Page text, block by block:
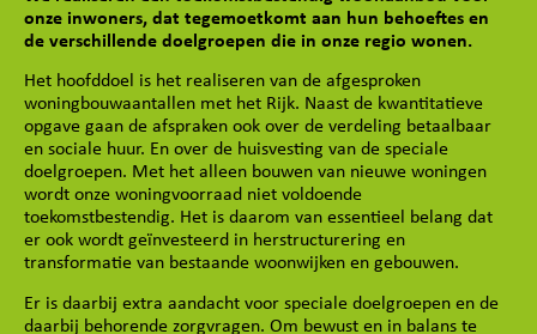
onze inwoners, dat tegemoetkomt aan hun behoeftes en
de verschillende doelgroepen die in onze regio wonen.
Het hoofddoel is het realiseren van de afgesproken
woningbouwaantallen met het Rijk. Naast de kwantitatieve
opgave gaan de afspraken ook over de verdeling betaalbaar
en sociale huur. En over de huisvesting van de speciale
doelgroepen. Met het alleen bouwen van nieuwe woningen
wordt onze woningvoorraad niet voldoende
toekomstbestendig. Het is daarom van essentieel belang dat
er ook wordt geïnvesteerd in herstructurering en
transformatie van bestaande woonwijken en gebouwen.
Er is daarbij extra aandacht voor speciale doelgroepen en de
daarbij behorende zorgvragen. Om bewust en in balans te